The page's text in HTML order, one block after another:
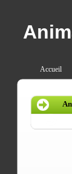
Accueil